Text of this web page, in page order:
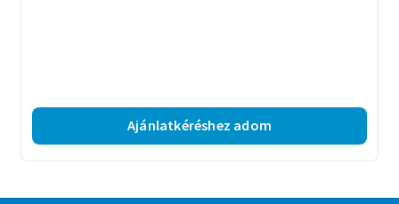
Ajánlatkéréshez adom